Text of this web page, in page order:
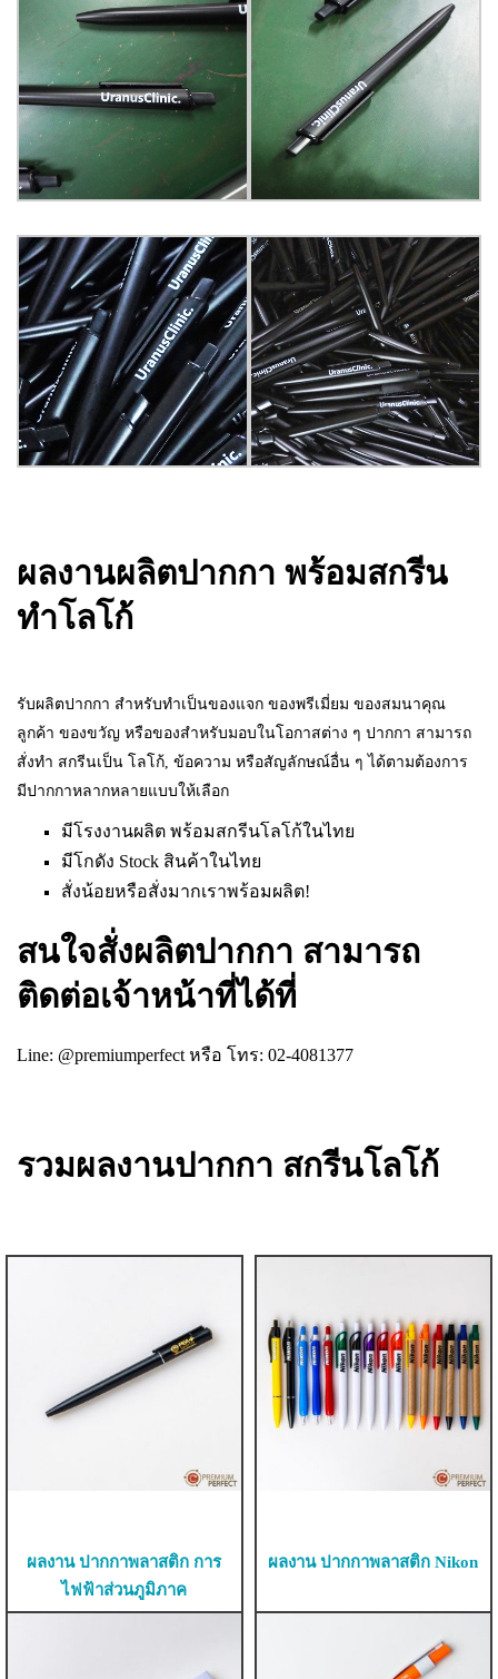
ผลงานผลิตปากกา พร้อมสกรีน
ทำโลโก้
รับผลิตปากกา สำหรับทำเป็นของแจก ของพรีเมี่ยม ของสมนาคุณ
ลูกค้า ของขวัญ หรือของสำหรับมอบในโอกาสต่าง ๆ ปากกา สามารถ
สั่งทำ สกรีนเป็น โลโก้, ข้อความ หรือสัญลักษณ์อื่น ๆ ได้ตามต้องการ
มีปากกาหลากหลายแบบให้เลือก
มีโรงงานผลิต พร้อมสกรีนโลโก้ในไทย
มีโกดัง Stock สินค้าในไทย
สั่งน้อยหรือสั่งมากเราพร้อมผลิต!
สนใจสั่งผลิตปากกา สามารถ
ติดต่อเจ้าหน้าที่ได้ที่
Line: @premiumperfect หรือ โทร: 02-4081377
รวมผลงานปากกา สกรีนโลโก้
ผลงาน ปากกาพลาสติก การ
ไฟฟ้าส่วนภูมิภาค
ผลงาน ปากกาพลาสติก Nikon